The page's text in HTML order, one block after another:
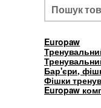
Europaw
Бар'єри,
Фішки
Europaw